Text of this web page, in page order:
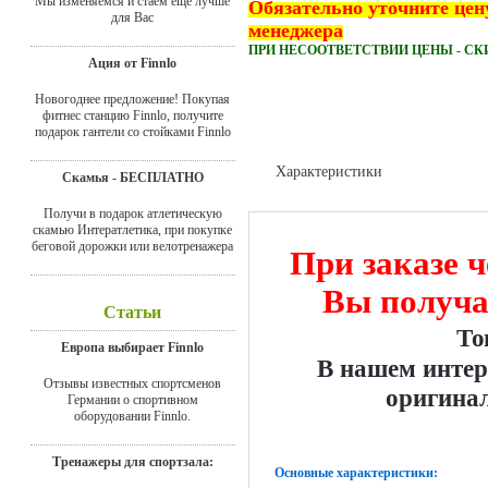
для Вас
Ация от Finnlo
Новогоднее предложение! Покупая
фитнес станцию Finnlo, получите
подарок гантели со стойками Finnlo
Скамья - БЕСПЛАТНО
Получи в подарок атлетическую
скамью Интератлетика, при покупке
беговой дорожки или велотренажера
Статьи
Европа выбирает Finnlo
Отзывы известных спортсменов
Германии о спортивном
оборудовании Finnlo.
Тренажеры для спортзала:
Обязательно уточните
менеджера
ПРИ НЕСООТВЕТСТВИИ ЦЕНЫ -
Характеристики
При заказе
Вы
В нашем
Основные характеристики: